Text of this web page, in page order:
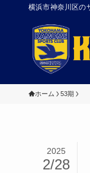
横浜市神奈川区の
ホーム 53期
2025
2/28